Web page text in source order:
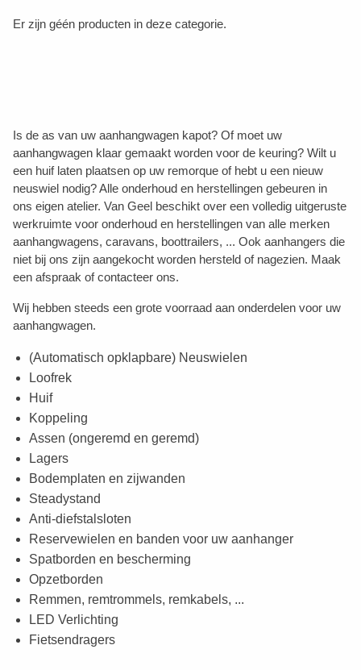
Er zijn géén producten in deze categorie.
Is de as van uw aanhangwagen kapot? Of moet uw
aanhangwagen klaar gemaakt worden voor de keuring? Wilt u
een huif laten plaatsen op uw remorque of hebt u een nieuw
neuswiel nodig? Alle onderhoud en herstellingen gebeuren in
ons eigen atelier. Van Geel beschikt over een volledig uitgeruste
werkruimte voor onderhoud en herstellingen van alle merken
aanhangwagens, caravans, boottrailers, ... Ook aanhangers die
niet bij ons zijn aangekocht worden hersteld of nagezien. Maak
een afspraak of contacteer ons.
Wij hebben steeds een grote voorraad aan onderdelen voor uw
aanhangwagen.
(Automatisch opklapbare) Neuswielen
Loofrek
Huif
Koppeling
Assen (ongeremd en geremd)
Lagers
Bodemplaten en zijwanden
Steadystand
Anti-diefstalsloten
Reservewielen en banden voor uw aanhanger
Spatborden en bescherming
Opzetborden
Remmen, remtrommels, remkabels, ...
LED Verlichting
Fietsendragers